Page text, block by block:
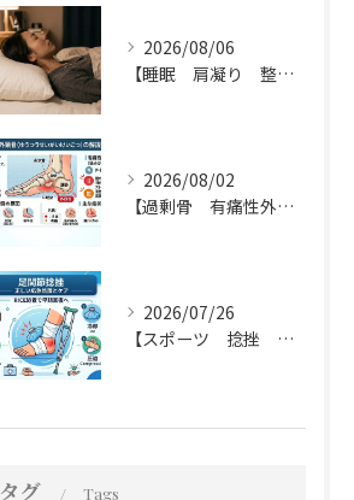
2026/08/06
【睡眠 肩凝り 整骨院】枕って必要？不必要？
2026/08/02
【過剰骨 有痛性外脛骨 整骨院】有痛性外脛骨について
2026/07/26
【スポーツ 捻挫 整骨院】足関節の捻挫について
タグ Tags